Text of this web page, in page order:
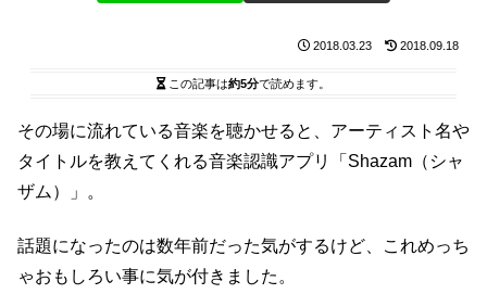
2018.03.23 2018.09.18
この記事は約5分で読めます。
その場に流れている音楽を聴かせると、アーティスト名や
タイトルを教えてくれる音楽認識アプリ「Shazam（シャ
ザム）」。
話題になったのは数年前だった気がするけど、これめっち
ゃおもしろい事に気が付きました。